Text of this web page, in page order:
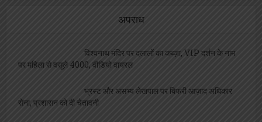
अपराध
विश्वनाथ मंदिर पर दलालों का कब्ज़ा, VIP दर्शन के नाम
पर महिला से वसूले 4000, वीडियो वायरल
भ्रस्ट और असभ्य लेखपाल पर बिफरी आज़ाद अधिकार
सेना, प्रशासन को दी चेतावनी